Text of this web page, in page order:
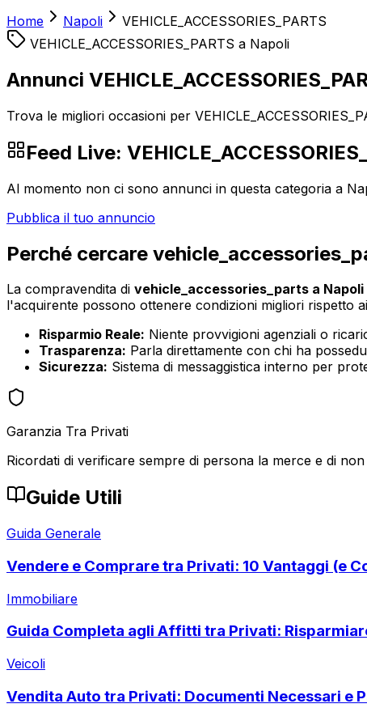
Home Napoli
VEHICLE_ACCESSORIES_PARTS
VEHICLE_ACCESSORIES_PARTS a Napoli
Annunci
Trova le migliori occasioni per
Feed Live:
Al momento non ci sono annunci in questa categoria a
Pubblica il tuo annuncio
Perché cercare
La compravendita di vehicle_accessories_parts a Napoli
l'acquirente possono ottenere condizioni migliori rispetto
Risparmio Reale: Niente provvigioni agenziali o
Trasparenza: Parla direttamente con chi ha
Sicurezza: Sistema di messaggistica interno per
Garanzia Tra Privati
Ricordati di verificare sempre di persona la merce e di
Guide Utili
Guida Generale
Vendere e Comprare tra Privati: 10 Vantaggi (e
Immobiliare
Guida Completa agli Affitti tra Privati:
Veicoli
Vendita Auto tra Privati: Documenti Necessari e